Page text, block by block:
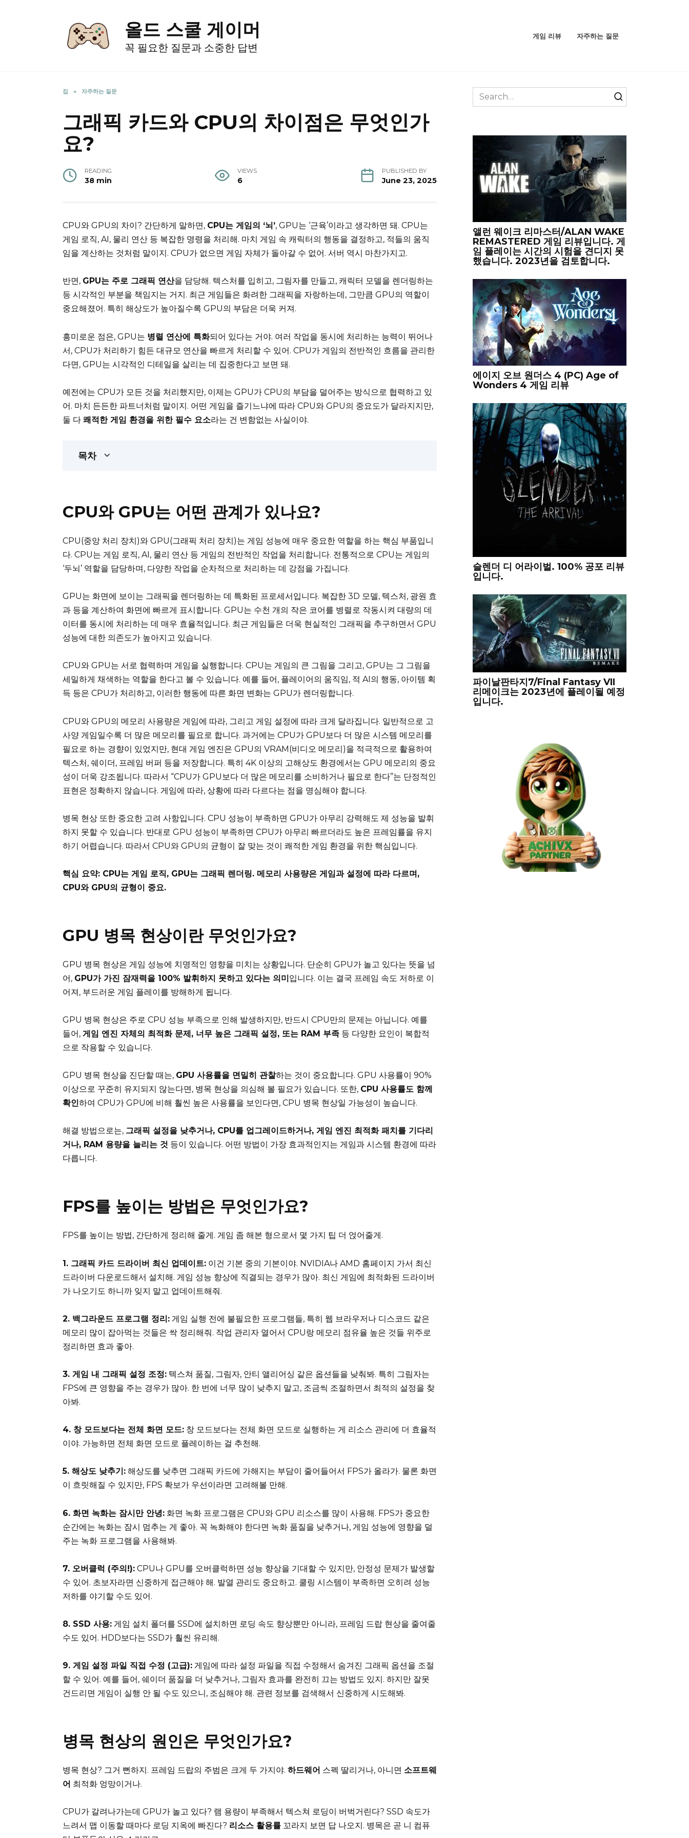
올드 스쿨 게이머
꼭 필요한 질문과 소중한 답변
게임 리뷰 자주하는 질문
집 » 자주하는 질문
그래픽 카드와 CPU의 차이점은 무엇인가
요?
READING
38 min
VIEWS
6
PUBLISHED BY
June 23, 2025
CPU와 GPU의 차이? 간단하게 말하면, CPU는 게임의 ‘뇌’, GPU는 ‘근육’이라고 생각하면 돼. CPU는
게임 로직, AI, 물리 연산 등 복잡한 명령을 처리해. 마치 게임 속 캐릭터의 행동을 결정하고, 적들의 움직
임을 계산하는 것처럼 말이지. CPU가 없으면 게임 자체가 돌아갈 수 없어. 서버 역시 마찬가지고.
반면, GPU는 주로 그래픽 연산을 담당해. 텍스처를 입히고, 그림자를 만들고, 캐릭터 모델을 렌더링하는
등 시각적인 부분을 책임지는 거지. 최근 게임들은 화려한 그래픽을 자랑하는데, 그만큼 GPU의 역할이
중요해졌어. 특히 해상도가 높아질수록 GPU의 부담은 더욱 커져.
흥미로운 점은, GPU는 병렬 연산에 특화되어 있다는 거야. 여러 작업을 동시에 처리하는 능력이 뛰어나
서, CPU가 처리하기 힘든 대규모 연산을 빠르게 처리할 수 있어. CPU가 게임의 전반적인 흐름을 관리한
다면, GPU는 시각적인 디테일을 살리는 데 집중한다고 보면 돼.
예전에는 CPU가 모든 것을 처리했지만, 이제는 GPU가 CPU의 부담을 덜어주는 방식으로 협력하고 있
어. 마치 든든한 파트너처럼 말이지. 어떤 게임을 즐기느냐에 따라 CPU와 GPU의 중요도가 달라지지만,
둘 다 쾌적한 게임 환경을 위한 필수 요소라는 건 변함없는 사실이야.
목차
CPU와 GPU는 어떤 관계가 있나요?
CPU(중앙 처리 장치)와 GPU(그래픽 처리 장치)는 게임 성능에 매우 중요한 역할을 하는 핵심 부품입니
다. CPU는 게임 로직, AI, 물리 연산 등 게임의 전반적인 작업을 처리합니다. 전통적으로 CPU는 게임의
‘두뇌’ 역할을 담당하며, 다양한 작업을 순차적으로 처리하는 데 강점을 가집니다.
GPU는 화면에 보이는 그래픽을 렌더링하는 데 특화된 프로세서입니다. 복잡한 3D 모델, 텍스처, 광원 효
과 등을 계산하여 화면에 빠르게 표시합니다. GPU는 수천 개의 작은 코어를 병렬로 작동시켜 대량의 데
이터를 동시에 처리하는 데 매우 효율적입니다. 최근 게임들은 더욱 현실적인 그래픽을 추구하면서 GPU
성능에 대한 의존도가 높아지고 있습니다.
CPU와 GPU는 서로 협력하며 게임을 실행합니다. CPU는 게임의 큰 그림을 그리고, GPU는 그 그림을
세밀하게 채색하는 역할을 한다고 볼 수 있습니다. 예를 들어, 플레이어의 움직임, 적 AI의 행동, 아이템 획
득 등은 CPU가 처리하고, 이러한 행동에 따른 화면 변화는 GPU가 렌더링합니다.
CPU와 GPU의 메모리 사용량은 게임에 따라, 그리고 게임 설정에 따라 크게 달라집니다. 일반적으로 고
사양 게임일수록 더 많은 메모리를 필요로 합니다. 과거에는 CPU가 GPU보다 더 많은 시스템 메모리를
필요로 하는 경향이 있었지만, 현대 게임 엔진은 GPU의 VRAM(비디오 메모리)을 적극적으로 활용하여
텍스처, 쉐이더, 프레임 버퍼 등을 저장합니다. 특히 4K 이상의 고해상도 환경에서는 GPU 메모리의 중요
성이 더욱 강조됩니다. 따라서 “CPU가 GPU보다 더 많은 메모리를 소비하거나 필요로 한다”는 단정적인
표현은 정확하지 않습니다. 게임에 따라, 상황에 따라 다르다는 점을 명심해야 합니다.
병목 현상 또한 중요한 고려 사항입니다. CPU 성능이 부족하면 GPU가 아무리 강력해도 제 성능을 발휘
하지 못할 수 있습니다. 반대로 GPU 성능이 부족하면 CPU가 아무리 빠르더라도 높은 프레임률을 유지
하기 어렵습니다. 따라서 CPU와 GPU의 균형이 잘 맞는 것이 쾌적한 게임 환경을 위한 핵심입니다.
핵심 요약: CPU는 게임 로직, GPU는 그래픽 렌더링. 메모리 사용량은 게임과 설정에 따라 다르며,
CPU와 GPU의 균형이 중요.
GPU 병목 현상이란 무엇인가요?
GPU 병목 현상은 게임 성능에 치명적인 영향을 미치는 상황입니다. 단순히 GPU가 놀고 있다는 뜻을 넘
어, GPU가 가진 잠재력을 100% 발휘하지 못하고 있다는 의미입니다. 이는 결국 프레임 속도 저하로 이
어져, 부드러운 게임 플레이를 방해하게 됩니다.
GPU 병목 현상은 주로 CPU 성능 부족으로 인해 발생하지만, 반드시 CPU만의 문제는 아닙니다. 예를
들어, 게임 엔진 자체의 최적화 문제, 너무 높은 그래픽 설정, 또는 RAM 부족 등 다양한 요인이 복합적
으로 작용할 수 있습니다.
GPU 병목 현상을 진단할 때는, GPU 사용률을 면밀히 관찰하는 것이 중요합니다. GPU 사용률이 90%
이상으로 꾸준히 유지되지 않는다면, 병목 현상을 의심해 볼 필요가 있습니다. 또한, CPU 사용률도 함께
확인하여 CPU가 GPU에 비해 훨씬 높은 사용률을 보인다면, CPU 병목 현상일 가능성이 높습니다.
해결 방법으로는, 그래픽 설정을 낮추거나, CPU를 업그레이드하거나, 게임 엔진 최적화 패치를 기다리
거나, RAM 용량을 늘리는 것 등이 있습니다. 어떤 방법이 가장 효과적인지는 게임과 시스템 환경에 따라
다릅니다.
FPS를 높이는 방법은 무엇인가요?
FPS를 높이는 방법, 간단하게 정리해 줄게. 게임 좀 해본 형으로서 몇 가지 팁 더 얹어줄게.
1. 그래픽 카드 드라이버 최신 업데이트: 이건 기본 중의 기본이야. NVIDIA나 AMD 홈페이지 가서 최신
드라이버 다운로드해서 설치해. 게임 성능 향상에 직결되는 경우가 많아. 최신 게임에 최적화된 드라이버
가 나오기도 하니까 잊지 말고 업데이트해줘.
2. 백그라운드 프로그램 정리: 게임 실행 전에 불필요한 프로그램들, 특히 웹 브라우저나 디스코드 같은
메모리 많이 잡아먹는 것들은 싹 정리해줘. 작업 관리자 열어서 CPU랑 메모리 점유율 높은 것들 위주로
정리하면 효과 좋아.
3. 게임 내 그래픽 설정 조정: 텍스쳐 품질, 그림자, 안티 앨리어싱 같은 옵션들을 낮춰봐. 특히 그림자는
FPS에 큰 영향을 주는 경우가 많아. 한 번에 너무 많이 낮추지 말고, 조금씩 조절하면서 최적의 설정을 찾
아봐.
4. 창 모드보다는 전체 화면 모드: 창 모드보다는 전체 화면 모드로 실행하는 게 리소스 관리에 더 효율적
이야. 가능하면 전체 화면 모드로 플레이하는 걸 추천해.
5. 해상도 낮추기: 해상도를 낮추면 그래픽 카드에 가해지는 부담이 줄어들어서 FPS가 올라가. 물론 화면
이 흐릿해질 수 있지만, FPS 확보가 우선이라면 고려해볼 만해.
6. 화면 녹화는 잠시만 안녕: 화면 녹화 프로그램은 CPU와 GPU 리소스를 많이 사용해. FPS가 중요한
순간에는 녹화는 잠시 멈추는 게 좋아. 꼭 녹화해야 한다면 녹화 품질을 낮추거나, 게임 성능에 영향을 덜
주는 녹화 프로그램을 사용해봐.
7. 오버클럭 (주의!): CPU나 GPU를 오버클럭하면 성능 향상을 기대할 수 있지만, 안정성 문제가 발생할
수 있어. 초보자라면 신중하게 접근해야 해. 발열 관리도 중요하고. 쿨링 시스템이 부족하면 오히려 성능
저하를 야기할 수도 있어.
8. SSD 사용: 게임 설치 폴더를 SSD에 설치하면 로딩 속도 향상뿐만 아니라, 프레임 드랍 현상을 줄여줄
수도 있어. HDD보다는 SSD가 훨씬 유리해.
9. 게임 설정 파일 직접 수정 (고급): 게임에 따라 설정 파일을 직접 수정해서 숨겨진 그래픽 옵션을 조절
할 수 있어. 예를 들어, 쉐이더 품질을 더 낮추거나, 그림자 효과를 완전히 끄는 방법도 있지. 하지만 잘못
건드리면 게임이 실행 안 될 수도 있으니, 조심해야 해. 관련 정보를 검색해서 신중하게 시도해봐.
병목 현상의 원인은 무엇인가요?
병목 현상? 그거 뻔하지. 프레임 드랍의 주범은 크게 두 가지야. 하드웨어 스펙 딸리거나, 아니면 소프트웨
어 최적화 엉망이거나.
CPU가 갈려나가는데 GPU가 놀고 있다? 램 용량이 부족해서 텍스쳐 로딩이 버벅거린다? SSD 속도가
느려서 맵 이동할 때마다 로딩 지옥에 빠진다? 리소스 활용률 꼬라지 보면 답 나오지. 병목은 곧 니 컴퓨
Search
for:
앨런 웨이크 리마스터/ALAN WAKE
REMASTERED 게임 리뷰입니다. 게
임 플레이는 시간의 시험을 견디지 못
했습니다. 2023년을 검토합니다.
에이지 오브 원더스 4 (PC) Age of
Wonders 4 게임 리뷰
슬렌더 디 어라이벌. 100% 공포 리뷰
입니다.
파이날판타지7/Final Fantasy VII
리메이크는 2023년에 플레이될 예정
입니다.